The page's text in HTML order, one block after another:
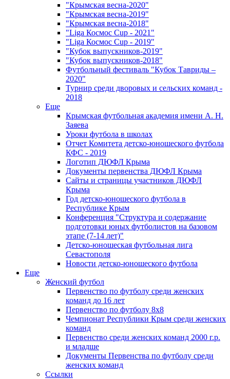
"Крымская весна-2020"
"Крымская весна-2019"
"Крымская весна-2018"
"Liga Космос Cup - 2021"
"Liga Космос Cup - 2019"
"Кубок выпускников-2019"
"Кубок выпускников-2018"
Футбольный фестиваль "Кубок Тавриды –
2020"
Турнир среди дворовых и сельских команд -
2018
Еще
Крымская футбольная академия имени А. Н.
Заяева
Уроки футбола в школах
Отчет Комитета детско-юношеского футбола
КФС - 2019
Логотип ДЮФЛ Крыма
Документы первенства ДЮФЛ Крыма
Сайты и страницы участников ДЮФЛ
Крыма
Год детско-юношеского футбола в
Республике Крым
Конференция "Структура и содержание
подготовки юных футболистов на базовом
этапе (7-14 лет)"
Детско-юношеская футбольная лига
Севастополя
Новости детско-юношеского футбола
Еще
Женский футбол
Первенство по футболу среди женских
команд до 16 лет
Первенство по футболу 8х8
Чемпионат Республики Крым среди женских
команд
Первенство среди женских команд 2000 г.р.
и младше
Документы Первенства по футболу среди
женских команд
Ссылки